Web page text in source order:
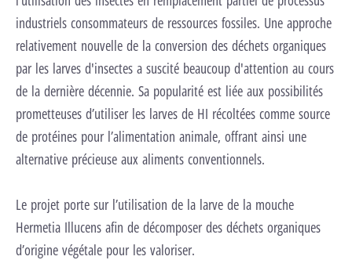
industriels consommateurs de ressources fossiles. Une approche
relativement nouvelle de la conversion des déchets organiques
par les larves d'insectes a suscité beaucoup d'attention au cours
de la dernière décennie. Sa popularité est liée aux possibilités
prometteuses d’utiliser les larves de HI récoltées comme source
de protéines pour l’alimentation animale, offrant ainsi une
alternative précieuse aux aliments conventionnels.
Le projet porte sur l’utilisation de la larve de la mouche
Hermetia Illucens afin de décomposer des déchets organiques
d’origine végétale pour les valoriser.